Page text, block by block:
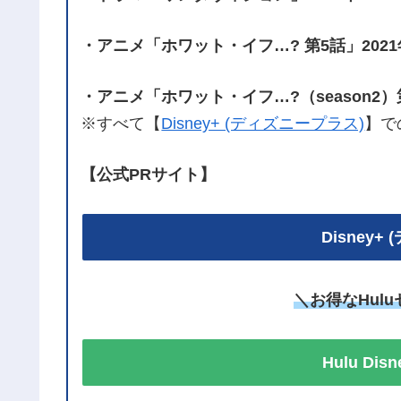
・アニメ「ホワット・イフ…? 第5話」2021
・アニメ「ホワット・イフ…?（season2）
※すべて【 Disney+ (ディズニープラス) 】
【公式PRサイト】
Disney+ (
＼お得なHulu
Hulu